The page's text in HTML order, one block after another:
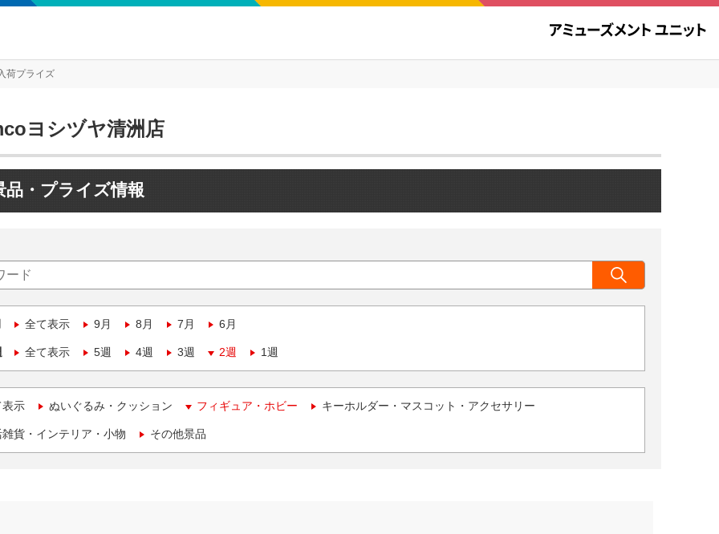
荷プライズ
ヨシヅヤ清洲店
品・プライズ情報
全て表示 9月 8月 7月 6月
全て表示 5週 4週 3週 2週 1週
表示 ぬいぐるみ・クッション フィギュア・ホビー キーホルダー・マスコット・アクセサリー
貨・インテリア・小物 その他景品